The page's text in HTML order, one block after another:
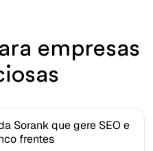
empresas